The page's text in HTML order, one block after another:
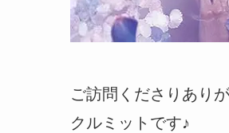
ご訪問くださりあり
クルミットです♪